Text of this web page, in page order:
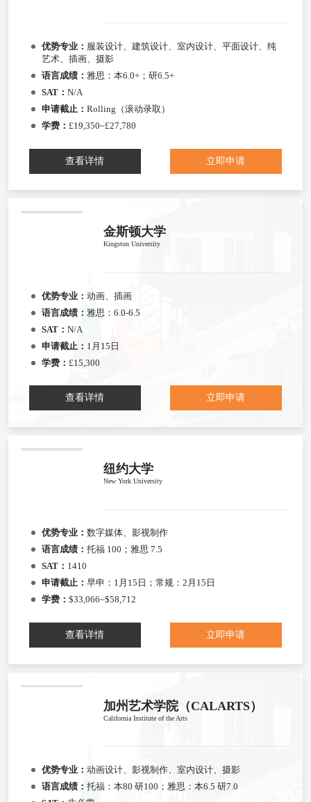
优势专业： 服装设计、建筑设计、室内设计、平面设计、纯
艺术、插画、摄影
语言成绩： 雅思：本6.0+；研6.5+
SAT： N/A
申请截止： Rolling（滚动录取）
学费： £19,350~£27,780
查看详情 立即申请
金斯顿大学
Kingston University
优势专业： 动画、插画
语言成绩： 雅思：6.0-6.5
SAT： N/A
申请截止： 1月15日
学费： £15,300
查看详情 立即申请
纽约大学
New York University
优势专业： 数字媒体、影视制作
语言成绩： 托福 100；雅思 7.5
SAT： 1410
申请截止： 早申：1月15日；常规：2月15日
学费： $33,066~$58,712
查看详情 立即申请
加州艺术学院（CALARTS）
California Institute of the Arts
优势专业： 动画设计、影视制作、室内设计、摄影
语言成绩： 托福：本80 研100；雅思：本6.5 研7.0